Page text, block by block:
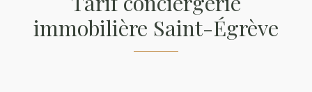
immobilière Saint-Égrève